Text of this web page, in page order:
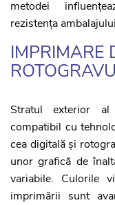
metodei
rezistența
IMPRIMARE
Stratul exterior
compatibil cu
cea digitală și
unor grafică de
variabile. Culorile
imprimării sunt